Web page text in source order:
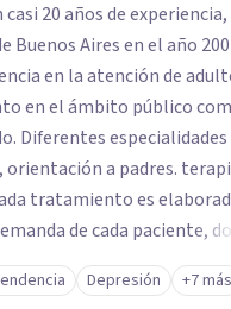
20 años de
Buenos Aires en el año
en la atención de
en el ámbito público
Diferentes
orientación a padres.
tratamiento es
de cada paciente,
un papel activo en la
utilizo recursos técnicos
Depresión +7 más